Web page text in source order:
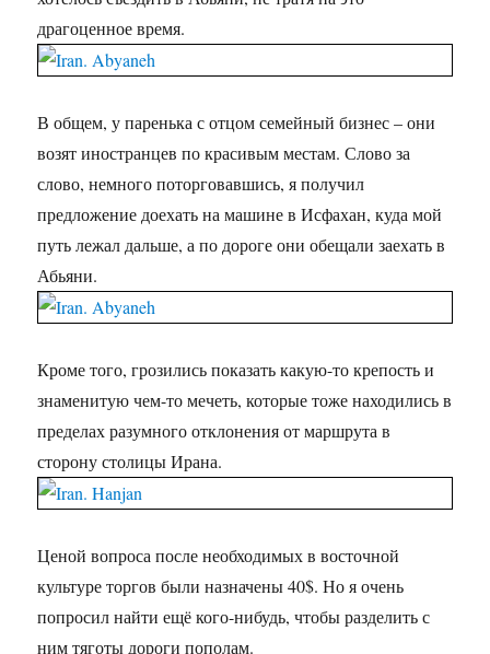
драгоценное время.
В общем, у паренька с отцом семейный бизнес – они
возят иностранцев по красивым местам. Слово за
слово, немного поторговавшись, я получил
предложение доехать на машине в Исфахан, куда мой
путь лежал дальше, а по дороге они обещали заехать в
Абьяни.
Кроме того, грозились показать какую-то крепость и
знаменитую чем-то мечеть, которые тоже находились в
пределах разумного отклонения от маршрута в
сторону столицы Ирана.
Ценой вопроса после необходимых в восточной
культуре торгов были назначены 40$. Но я очень
попросил найти ещё кого-нибудь, чтобы разделить с
ним тяготы дороги пополам.